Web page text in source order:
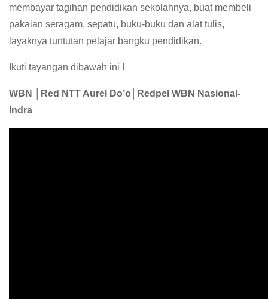
membayar tagihan pendidikan sekolahnya, buat membeli
pakaian seragam, sepatu, buku-buku dan alat tulis,
layaknya tuntutan pelajar bangku pendidikan.
Ikuti tayangan dibawah ini !
WBN │Red NTT Aurel Do’o│Redpel WBN Nasional-
Indra